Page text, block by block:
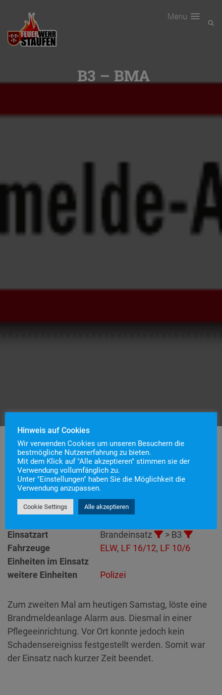
Menu
B3 – BMA
Einsatznummer
45
Einsatzstichwort
B3 – BMA
Einsatzort
Alarmierungszeitpunkt20. Juli 2024 17:39
Einsatzart
Brandeinsatz
> B3
Fahrzeuge
ELW, LF 16/12, LF 10/6
Einheiten im Einsatz
weitere Einheiten
Polizei
Zum zweiten Mal am heutigen Samstag, löste eine
Brandmeldeanlage Alarm aus. Diesmal in einer
Pflegeeinrichtung. Vor Ort konnte jedoch kein
Schadensereigniss festgestellt werden. Somit war
der Einsatz nach kurzer Zeit beendet.
Hinweis auf Cookies
Wir verwenden Cookies um unseren Besuchern die
bestmögliche Nutzererfahrung zu bieten.
Mit dem Klick auf "Alle akzeptieren" stimmen sie der
Verwendung vollumfänglich zu.
Unter "Einstellungen" haben Sie die Möglichkeit die
Verwendung anzupassen.
Cookie Settings Alle akzeptieren